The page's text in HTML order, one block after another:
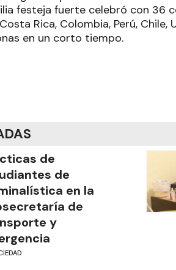
festeja fuerte celebró con 36
Rica, Colombia, Perú,
en un corto tiempo.
de
de
en la
de
y